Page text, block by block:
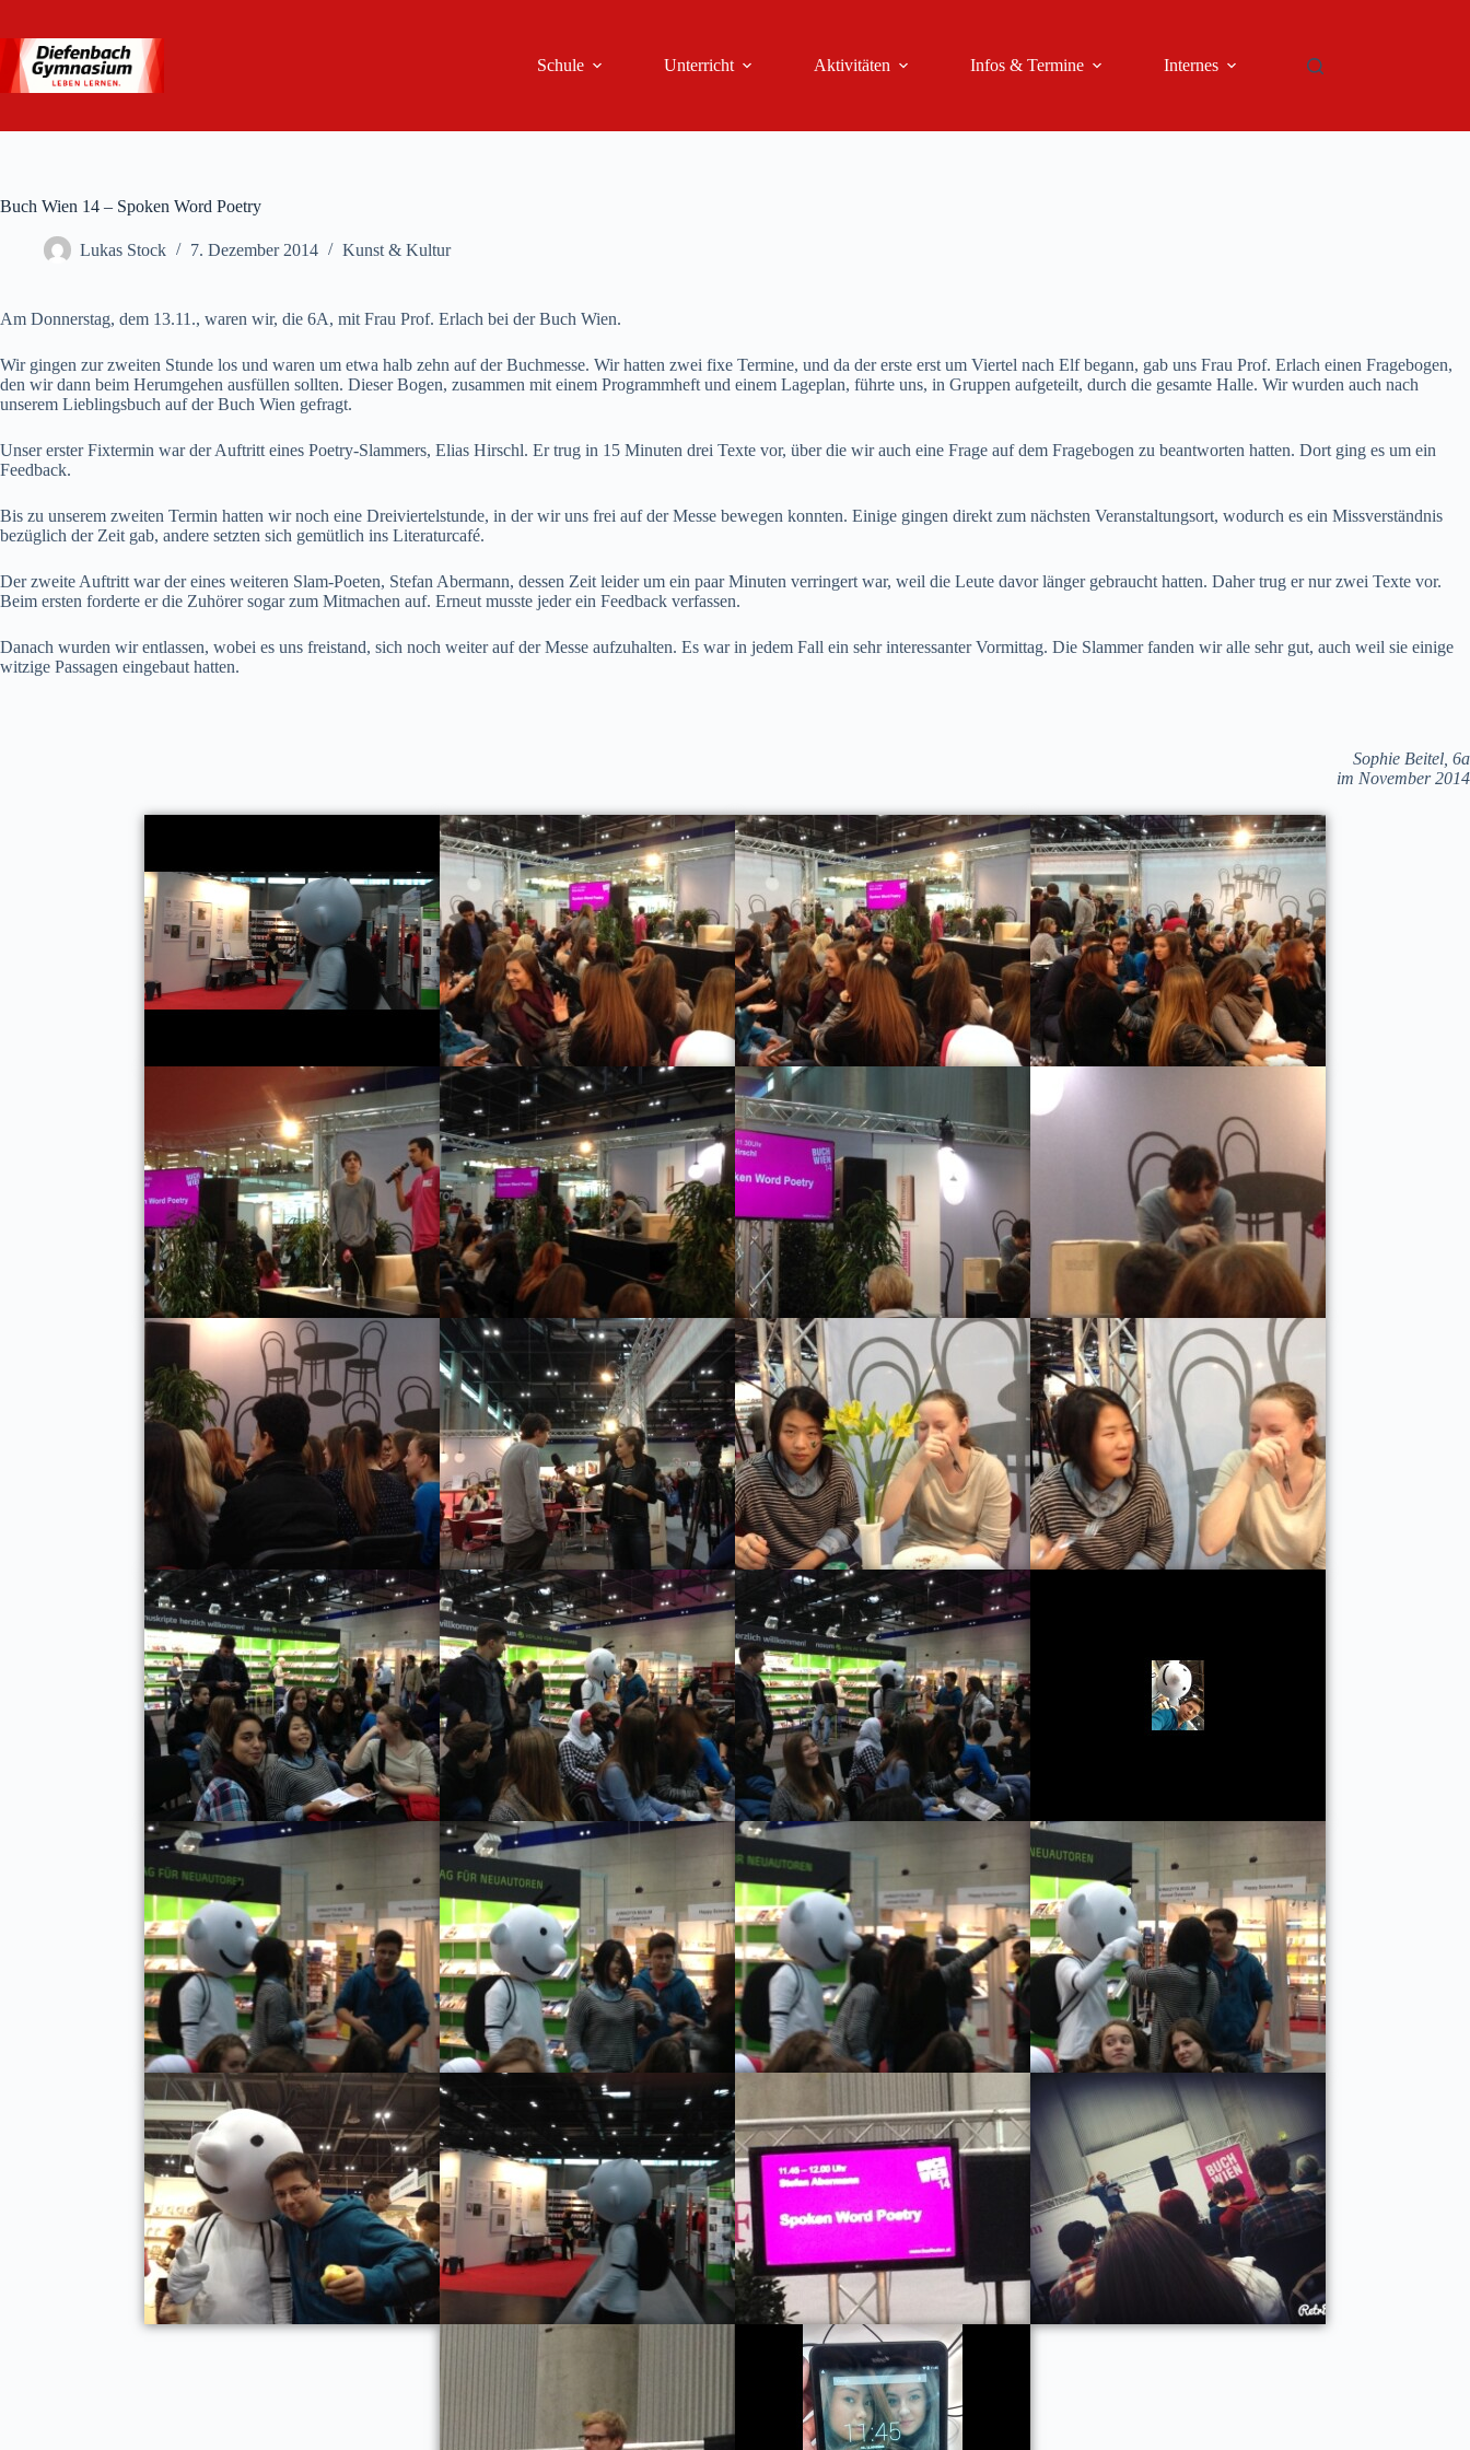
springen
Schule
Unterricht Aktivitäten Infos & Termine Internes
Buch Wien 14 – Spoken Word Poetry
Lukas Stock 7. Dezember 2014 Kunst & Kultur
Am Donnerstag, dem 13.11., waren wir, die 6A, mit Frau Prof. Erlach bei der Buch Wien.
Wir gingen zur zweiten Stunde los und waren um etwa halb zehn auf der Buchmesse. Wir hatten zwei fixe Termine, und da der erste erst um Viertel nach Elf begann, gab uns Frau Prof. Erlach einen Fragebogen,
den wir dann beim Herumgehen ausfüllen sollten. Dieser Bogen, zusammen mit einem Programmheft und einem Lageplan, führte uns, in Gruppen aufgeteilt, durch die gesamte Halle. Wir wurden auch nach
unserem Lieblingsbuch auf der Buch Wien gefragt.
Unser erster Fixtermin war der Auftritt eines Poetry-Slammers, Elias Hirschl. Er trug in 15 Minuten drei Texte vor, über die wir auch eine Frage auf dem Fragebogen zu beantworten hatten. Dort ging es um ein
Feedback.
Bis zu unserem zweiten Termin hatten wir noch eine Dreiviertelstunde, in der wir uns frei auf der Messe bewegen konnten. Einige gingen direkt zum nächsten Veranstaltungsort, wodurch es ein Missverständnis
bezüglich der Zeit gab, andere setzten sich gemütlich ins Literaturcafé.
Der zweite Auftritt war der eines weiteren Slam-Poeten, Stefan Abermann, dessen Zeit leider um ein paar Minuten verringert war, weil die Leute davor länger gebraucht hatten. Daher trug er nur zwei Texte vor.
Beim ersten forderte er die Zuhörer sogar zum Mitmachen auf. Erneut musste jeder ein Feedback verfassen.
Danach wurden wir entlassen, wobei es uns freistand, sich noch weiter auf der Messe aufzuhalten. Es war in jedem Fall ein sehr interessanter Vormittag. Die Slammer fanden wir alle sehr gut, auch weil sie einige
witzige Passagen eingebaut hatten.
Sophie Beitel, 6a
im November 2014